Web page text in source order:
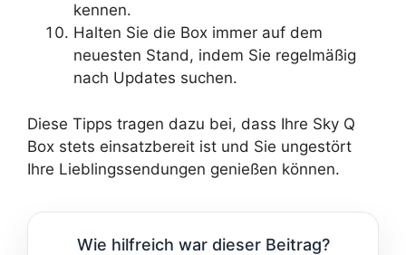
kennen.
Halten Sie die Box immer auf dem
neuesten Stand, indem Sie regelmäßig
nach Updates suchen.
Diese Tipps tragen dazu bei, dass Ihre Sky Q
Box stets einsatzbereit ist und Sie ungestört
Ihre Lieblingssendungen genießen können.
Wie hilfreich war dieser Beitrag?